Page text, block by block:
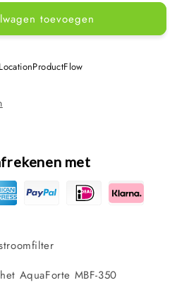
toevoegen
LocationProductFlow
met
AquaForte MBF-350